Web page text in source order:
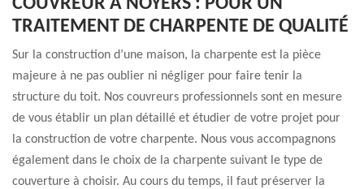
COUVREUR À NOYERS : POUR UN
TRAITEMENT DE CHARPENTE DE QUALITÉ
Sur la construction d’une maison, la charpente est la pièce
majeure à ne pas oublier ni négliger pour faire tenir la
structure du toit. Nos couvreurs professionnels sont en mesure
de vous établir un plan détaillé et étudier de votre projet pour
la construction de votre charpente. Nous vous accompagnons
également dans le choix de la charpente suivant le type de
couverture à choisir. Au cours du temps, il faut préserver la